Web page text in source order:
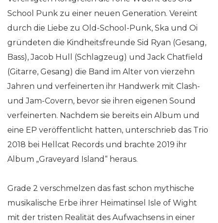
School Punk zu einer neuen Generation. Vereint
durch die Liebe zu Old-School-Punk, Ska und Oi
gründeten die Kindheitsfreunde Sid Ryan (Gesang,
Bass), Jacob Hull (Schlagzeug) und Jack Chatfield
(Gitarre, Gesang) die Band im Alter von vierzehn
Jahren und verfeinerten ihr Handwerk mit Clash-
und Jam-Covern, bevor sie ihren eigenen Sound
verfeinerten. Nachdem sie bereits ein Album und
eine EP veröffentlicht hatten, unterschrieb das Trio
2018 bei Hellcat Records und brachte 2019 ihr
Album „Graveyard Island“ heraus.
Grade 2 verschmelzen das fast schon mythische
musikalische Erbe ihrer Heimatinsel Isle of Wight
mit der tristen Realität des Aufwachsens in einer